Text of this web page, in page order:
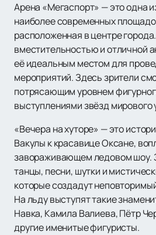
Арена «Мегаспорт» — это одна
наиболее современных
расположенная в центре
вместительностью и отличной
её идеальным местом для
мероприятий. Здесь зрители
потрясающим уровнем
выступлениями звёзд мирового
«Вечера на хуторе» — это
Вакулы к красавице Оксане,
завораживающем ледовом шоу.
танцы, песни, шутки и
которые создадут
На льду выступят такие
Навка, Камила Валиева, Пётр
другие именитые фигуристы.